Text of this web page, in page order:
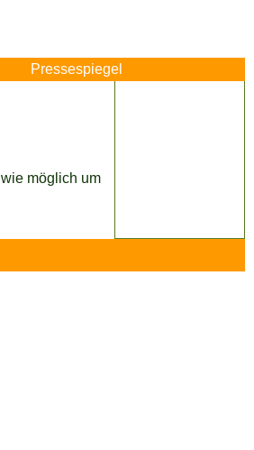
möglich um
Pressespiegel